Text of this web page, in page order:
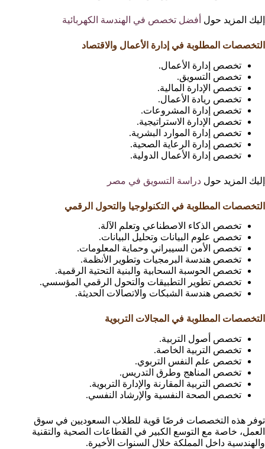
إليك المزيد حول أفضل تخصص في الهندسة الكهربائية
التخصصات المطلوبة في إدارة الأعمال والاقتصاد
تخصص إدارة الأعمال.
تخصص التسويق.
تخصص الإدارة المالية.
تخصص ريادة الأعمال.
تخصص إدارة المشروعات.
تخصص الإدارة الاستراتيجية.
تخصص إدارة الموارد البشرية.
تخصص إدارة الرعاية الصحية.
تخصص إدارة الأعمال الدولية.
إليك المزيد حول دراسة التسويق في مصر
التخصصات المطلوبة في التكنولوجيا والتحول الرقمي
تخصص الذكاء الاصطناعي وتعلم الآلة.
تخصص علوم البيانات وتحليل البيانات.
تخصص الأمن السيبراني وحماية المعلومات.
تخصص هندسة البرمجيات وتطوير الأنظمة.
تخصص الحوسبة السحابية والبنية التحتية الرقمية.
تخصص تطوير التطبيقات والتحول الرقمي المؤسسي.
تخصص هندسة الشبكات والاتصالات الحديثة.
التخصصات المطلوبة في المجالات التربوية
تخصص أصول التربية.
تخصص التربية الخاصة.
تخصص علم النفس التربوي.
تخصص المناهج وطرق التدريس.
تخصص التربية المقارنة والإدارة التربوية.
تخصص الصحة النفسية والإرشاد النفسي.
توفر هذه التخصصات فرصًا قوية للطلاب السعوديين في سوق
العمل، خاصة مع التوسع الكبير في القطاعات الصحية والتقنية
والهندسية داخل المملكة خلال السنوات الأخيرة.